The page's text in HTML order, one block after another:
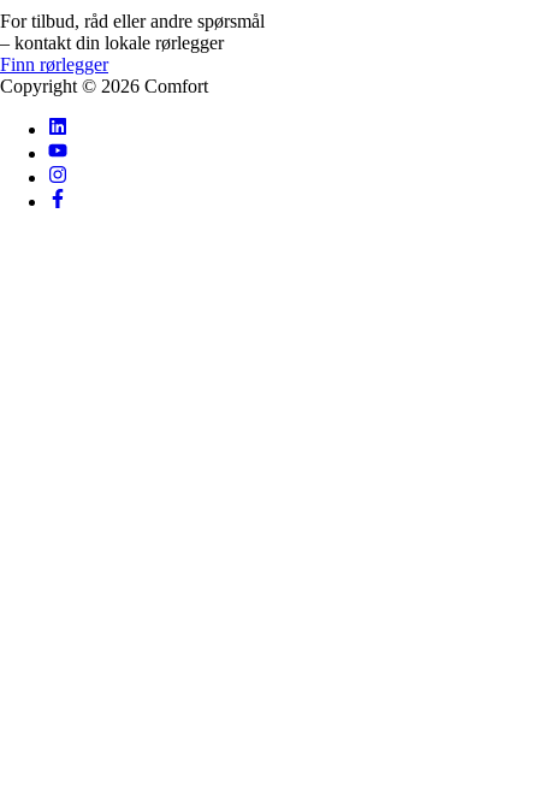
For tilbud, råd eller andre spørsmål
– kontakt din lokale rørlegger
Finn rørlegger
Copyright © 2026 Comfort